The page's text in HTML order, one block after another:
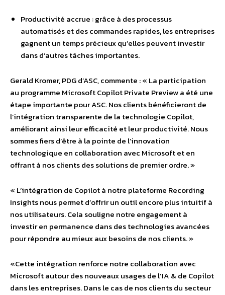
Productivité accrue : grâce à des processus
automatisés et des commandes rapides, les entreprises
gagnent un temps précieux qu’elles peuvent investir
dans d’autres tâches importantes.
Gerald Kromer, PDG d’ASC, commente : « La participation
au programme Microsoft Copilot Private Preview a été une
étape importante pour ASC. Nos clients bénéficieront de
l’intégration transparente de la technologie Copilot,
améliorant ainsi leur efficacité et leur productivité. Nous
sommes fiers d’être à la pointe de l’innovation
technologique en collaboration avec Microsoft et en
offrant à nos clients des solutions de premier ordre. »
« L’intégration de Copilot à notre plateforme Recording
Insights nous permet d’offrir un outil encore plus intuitif à
nos utilisateurs. Cela souligne notre engagement à
investir en permanence dans des technologies avancées
pour répondre au mieux aux besoins de nos clients. »
«Cette intégration renforce notre collaboration avec
Microsoft autour des nouveaux usages de l’IA & de Copilot
dans les entreprises. Dans le cas de nos clients du secteur